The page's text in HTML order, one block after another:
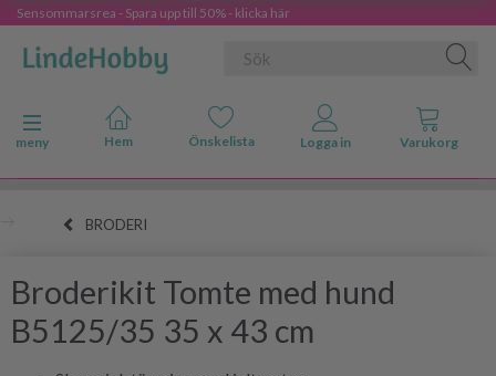
Sensommarsrea - Spara upp till 50% - klicka här
Ändra navigering
meny
BRODERI
Broderikit Tomte med hund
B5125/35 35 x 43 cm